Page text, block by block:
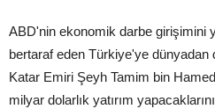
ABD'nin ekonomik darbe girişimini
bertaraf eden Türkiye'ye dünyadan
Katar Emiri Şeyh Tamim bin
milyar dolarlık yatırım